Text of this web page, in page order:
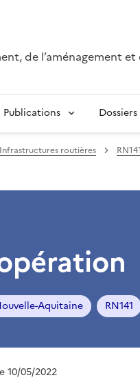
de l’aménagement
Publications Dossiers
Infrastructures routières RN141
Aquitaine RN141
10/05/2022